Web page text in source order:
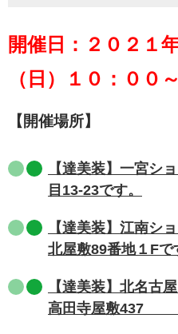
開催日：２０２１
（日）１０：００
【開催場所】
【達美装】一宮シ
目13-23です。
【達美装】江南シ
北屋敷89番地１Fで
【達美装】北名古
高田寺屋敷437